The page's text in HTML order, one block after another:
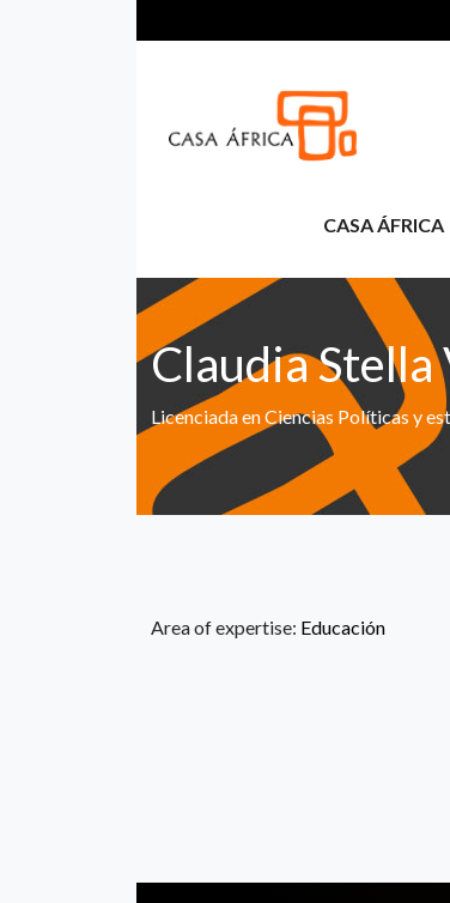
CASA ÁFRICA
Claudia
Licenciada en Ciencias Políticas y
Area of expertise: Educación